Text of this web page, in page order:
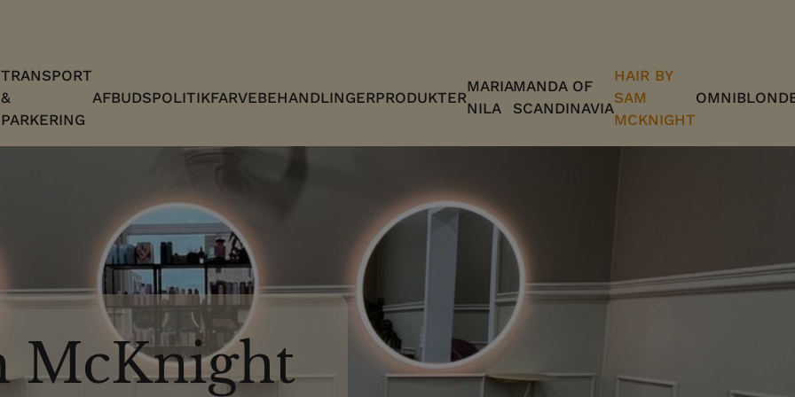
TRANSPORT
&
PARKERING
AFBUDSPOLITIKFARVEBEHANDLINGERPRODUKTER
MARIA
NILA
MANDA OF
SCANDINAVIA
HAIR BY
SAM
MCKNIGHT
McKnight